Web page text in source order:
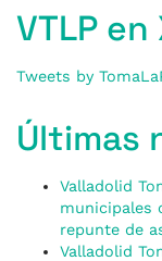
VTLP en
Tweets by
Últimas
Valladolid
municipales
repunte de
Valladolid